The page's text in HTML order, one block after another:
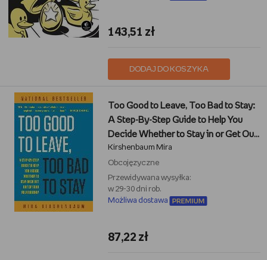
143,51 zł
DODAJ DO KOSZYKA
Too Good to Leave, Too Bad to Stay:
A Step-By-Step Guide to Help You
Decide Whether to Stay in or Get Out
of Your Relationship
Kirshenbaum Mira
Obcojęzyczne
Przewidywana wysyłka:
w 29-30 dni rob.
Możliwa dostawa
87,22 zł